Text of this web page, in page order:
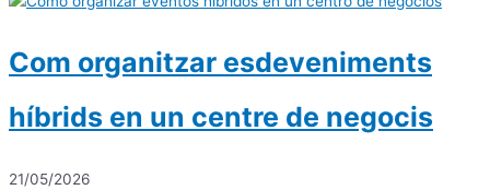
Com organitzar esdeveniments
híbrids en un centre de negocis
21/05/2026